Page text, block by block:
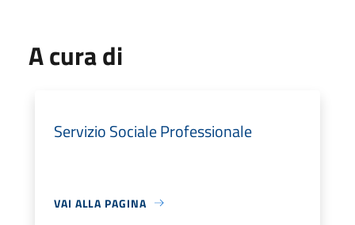
A cura di
Servizio Sociale Professionale
VAI ALLA PAGINA